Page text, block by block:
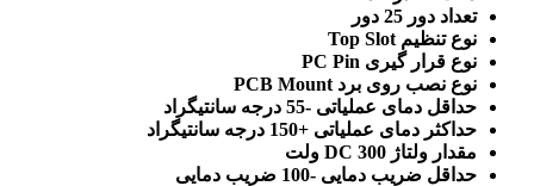
تعداد دور 25 دور
نوع تنظیم Top Slot
نوع قرار گیری PC Pin
نوع نصب روی برد PCB Mount
حداقل دمای عملیاتی -55 درجه سانتیگراد
حداکثر دمای عملیاتی +150 درجه سانتیگراد
مقدار ولتاژ DC 300 ولت
حداقل ضریب دمایی -100 ضریب دمایی